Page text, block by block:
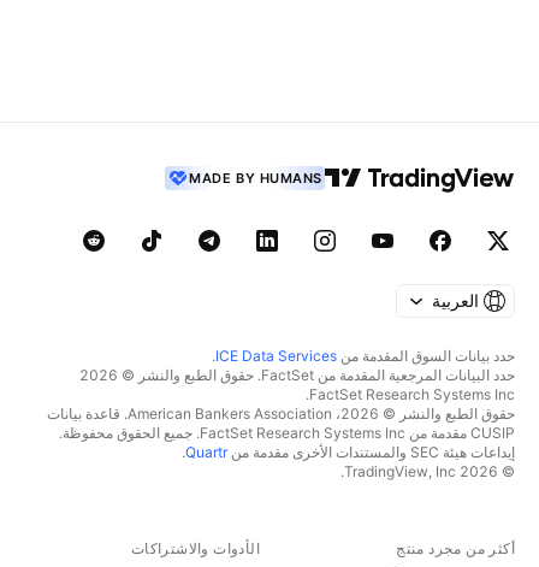
MADE BY HUMANS
العربية
حدد بيانات السوق المقدمة من ICE Data Services
.
حدد البيانات المرجعية المقدمة من FactSet. حقوق الطبع والنشر © 2026
FactSet Research Systems Inc.
حقوق الطبع والنشر © 2026، American Bankers Association. قاعدة بيانات
CUSIP مقدمة من FactSet Research Systems Inc. جميع الحقوق محفوظة.
إيداعات هيئة SEC والمستندات الأخرى مقدمة من
Quartr
.
© 2026 TradingView, Inc.
أكثر من مجرد منتج الأدوات والاشتراكات